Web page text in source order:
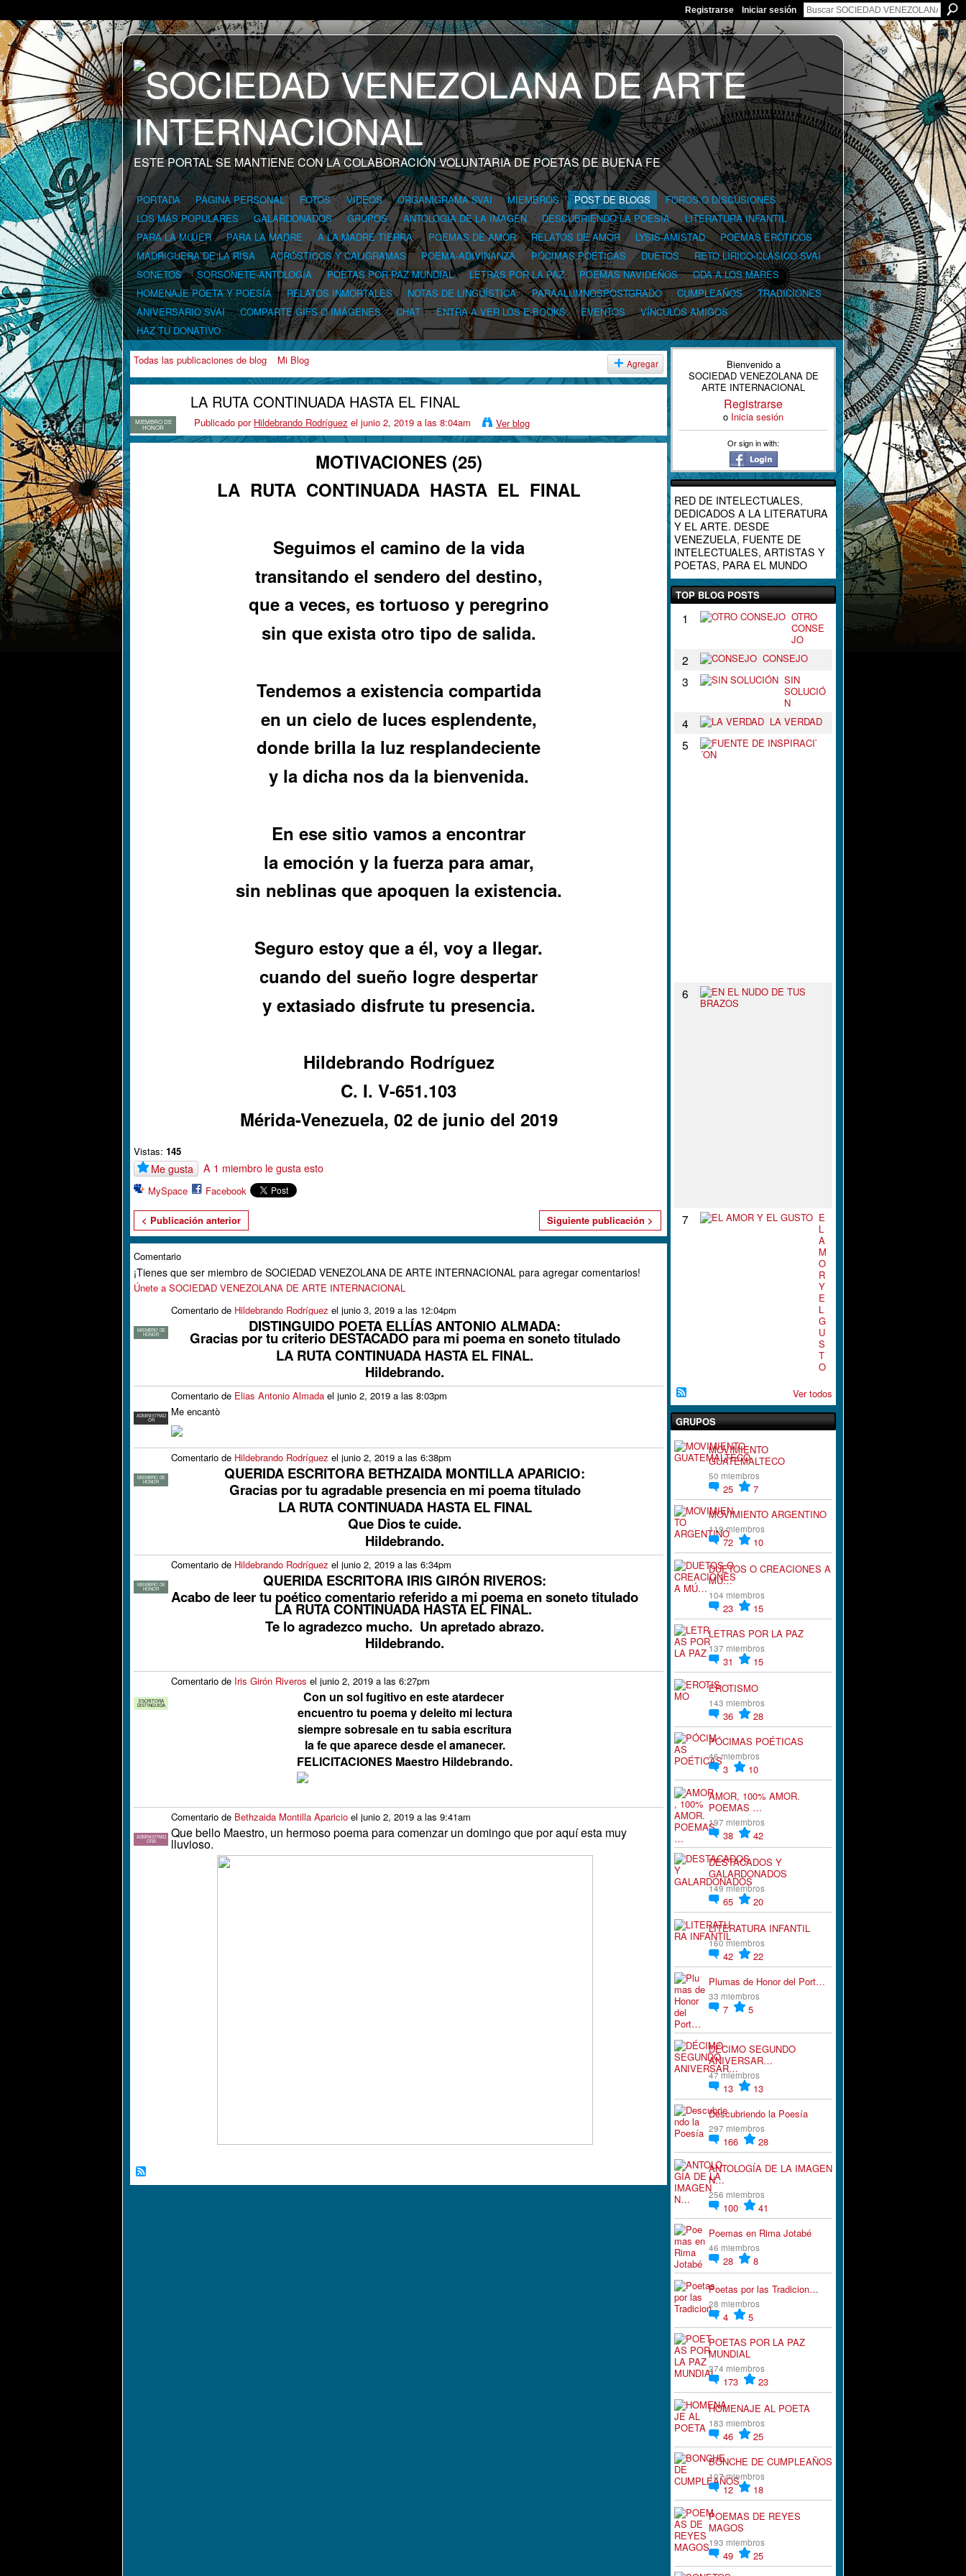
Registrarse Iniciar sesión
ESTE PORTAL SE MANTIENE CON LA COLABORACIÓN VOLUNTARIA DE POETAS DE BUENA FE
PORTADA PÁGINA PERSONAL FOTOS VIDEOS ORGANIGRAMA SVAI MIEMBROS POST DE BLOGS
FOROS O DISCUSIONES
LOS MÁS POPULARES
GALARDONADOS GRUPOS ANTOLOGÍA DE LA IMAGEN DESCUBRIENDO LA POESÍA
LITERATURA INFANTIL
PARA LA MUJER
PARA LA MADRE A LA MADRE TIERRA POEMAS DE AMOR RELATOS DE AMOR LYSIS-AMISTAD
POEMAS ERÓTICOS
MADRIGUERA DE LA RISA
ACRÓSTICOS Y CALIGRAMAS POEMA-ADIVINANZA PÓCIMAS POÉTICAS DUETOS
RETO LÍRICO-CLÁSICO SVAI
SONETOS
SORSONETE-ANTOLOGÍA POETAS POR PAZ MUNDIAL LETRAS POR LA PAZ POEMAS NAVIDEÑOS
ODA A LOS MARES
HOMENAJE POETA Y POESÍA
RELATOS INMORTALES NOTAS DE LINGÜÍSTICA PARAALUMNOSPOSTGRADO CUMPLEAÑOS
TRADICIONES
ANIVERSARIO SVAI
COMPARTE GIFS O IMÁGENES CHAT ENTRA A VER LOS E-BOOKS EVENTOS
VÍNCULOS AMIGOS
HAZ TU DONATIVO
Todas las publicaciones de blog Mi Blog Agregar
MIEMBRO DE
HONOR
LA RUTA CONTINUADA HASTA EL FINAL
Publicado por Hildebrando Rodríguez el junio 2, 2019 a las 8:04am Ver blog
MOTIVACIONES (25)
LA RUTA CONTINUADA HASTA EL FINAL
Seguimos el camino de la vida
transitando el sendero del destino,
que a veces, es tortuoso y peregrino
sin que exista otro tipo de salida.
Tendemos a existencia compartida
en un cielo de luces esplendente,
donde brilla la luz resplandeciente
y la dicha nos da la bienvenida.
En ese sitio vamos a encontrar
la emoción y la fuerza para amar,
sin neblinas que apoquen la existencia.
Seguro estoy que a él, voy a llegar.
cuando del sueño logre despertar
y extasiado disfrute tu presencia.
Hildebrando Rodríguez
C. I. V-651.103
Mérida-Venezuela, 02 de junio del 2019
Vistas: 145
Me gusta A 1 miembro le gusta esto
MySpace Facebook
< Publicación anterior Siguiente publicación >
Comentario
¡Tienes que ser miembro de SOCIEDAD VENEZOLANA DE ARTE INTERNACIONAL para agregar comentarios!
Únete a SOCIEDAD VENEZOLANA DE ARTE INTERNACIONAL
MIEMBRO DE
HONOR
Comentario de Hildebrando Rodríguez el junio 3, 2019 a las 12:04pm
DISTINGUIDO POETA ELLÍAS ANTONIO ALMADA:
Gracias por tu criterio DESTACADO para mi poema en soneto titulado
LA RUTA CONTINUADA HASTA EL FINAL.
Hildebrando.
ADMINISTRAD
OR
Comentario de Elias Antonio Almada el junio 2, 2019 a las 8:03pm
Me encantò
MIEMBRO DE
HONOR
Comentario de Hildebrando Rodríguez el junio 2, 2019 a las 6:38pm
QUERIDA ESCRITORA BETHZAIDA MONTILLA APARICIO:
Gracias por tu agradable presencia en mi poema titulado
LA RUTA CONTINUADA HASTA EL FINAL
Que Dios te cuide.
Hildebrando.
MIEMBRO DE
HONOR
Comentario de Hildebrando Rodríguez el junio 2, 2019 a las 6:34pm
QUERIDA ESCRITORA IRIS GIRÓN RIVEROS:
Acabo de leer tu poético comentario referido a mi poema en soneto titulado
LA RUTA CONTINUADA HASTA EL FINAL.
Te lo agradezco mucho. Un apretado abrazo.
Hildebrando.
ESCRITORA
DISTINGUIDA
Comentario de Iris Girón Riveros el junio 2, 2019 a las 6:27pm
Con un sol fugitivo en este atardecer
encuentro tu poema y deleito mi lectura
siempre sobresale en tu sabia escritura
la fe que aparece desde el amanecer.
FELICITACIONES Maestro Hildebrando.
ADMINISTRAD
ORA
Comentario de Bethzaida Montilla Aparicio el junio 2, 2019 a las 9:41am
Que bello Maestro, un hermoso poema para comenzar un domingo que por aquí esta muy
lluvioso.
Bienvenido a
SOCIEDAD VENEZOLANA DE
ARTE INTERNACIONAL
Registrarse
o Inicia sesión
Or sign in with:
RED DE INTELECTUALES,
DEDICADOS A LA LITERATURA
Y EL ARTE. DESDE
VENEZUELA, FUENTE DE
INTELECTUALES, ARTISTAS Y
POETAS, PARA EL MUNDO
TOP BLOG POSTS
1
OTRO
CONSE
JO
2 CONSEJO
3
SIN
SOLUCIÓ
N
4 LA VERDAD
5
6
7
E
L
A
M
O
R
Y
E
L
G
U
S
T
O
Ver todos
GRUPOS
MOVIMIENTO
GUATEMALTECO
50 miembros
25
7
MOVIMIENTO ARGENTINO
119 miembros
72
10
DUETOS O CREACIONES A
MÚ…
104 miembros
23
15
LETRAS POR LA PAZ
137 miembros
31
15
EROTISMO
143 miembros
36
28
PÓCIMAS POÉTICAS
46 miembros
3
10
AMOR, 100% AMOR.
POEMAS …
197 miembros
38
42
DESTACADOS Y
GALARDONADOS
149 miembros
65
20
LITERATURA INFANTIL
160 miembros
42
22
Plumas de Honor del Port…
33 miembros
7 5
DÉCIMO SEGUNDO
ANIVERSAR…
47 miembros
13
13
Descubriendo la Poesía
297 miembros
166
28
ANTOLOGÍA DE LA IMAGEN
N…
256 miembros
100
41
Poemas en Rima Jotabé
46 miembros
28 8
Poetas por las Tradicion…
28 miembros
4
5
POETAS POR LA PAZ
MUNDIAL
274 miembros
173
23
HOMENAJE AL POETA
183 miembros
46
25
BONCHE DE CUMPLEAÑOS
107 miembros
12
18
POEMAS DE REYES
MAGOS
193 miembros
49
25